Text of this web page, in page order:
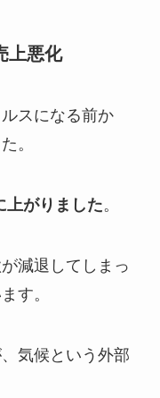
上悪化
スになる前か
。
上がりました。
減退してしまっ
す。
気候という外部